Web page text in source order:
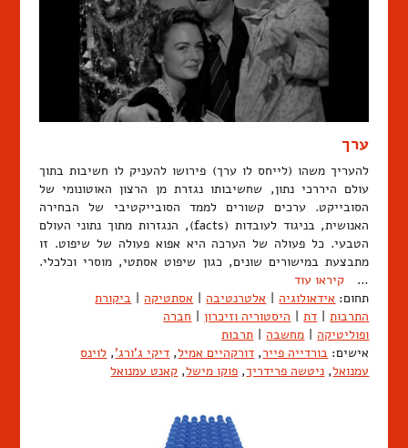
ערך
להעריך משהו (לייחס לו ערך) פירושו להעניק לו חשיבות בתוך
עולם היררכי נתון, שחשיבותו נגזרת מן הרצון האוטונומי של
הסובייקט. ערכים קשורים לממד הסובייקטיבי של הבחירה
האנושית, בניגוד לעובדות (facts), הנגזרות מתוך נתוני העולם
הטבעי. כל פעולה של הערכה היא אפוא פעולה של שיפוט. זו
מתבצעת במישורים שונים, כגון שיפוט אסתטי, מוסרי וכלכלי.
… קיראו עוד
תחום: אידאולוגיה | אלטרנטיבה | אסתטיקה | ביקורת
התרבות | דת | היסטוריה וזיכרון | חברה
ופוליטיקה | מחשבה | תרבות
אישים: בורדייה פייר, דורקהיים אמיל, דיקי ג'ורג', לוינס
עמנואל, ניטשה פרידריך, פוקו מישל, קאנט עמנואל